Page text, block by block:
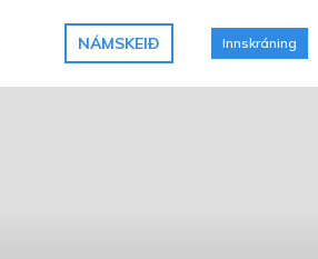
NÁMSKEIÐ Innskráning